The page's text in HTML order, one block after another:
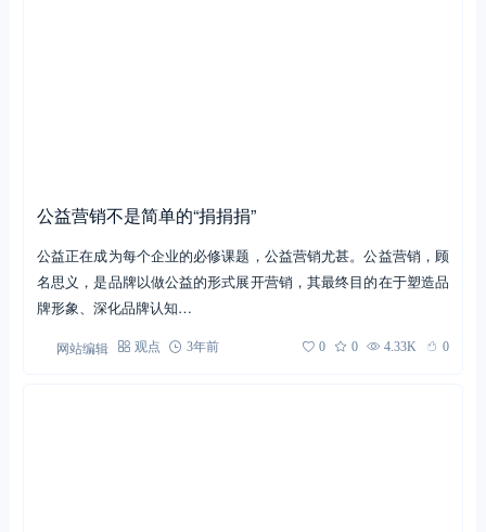
公益营销不是简单的“捐捐捐”
公益正在成为每个企业的必修课题，公益营销尤甚。公益营销，顾
名思义，是品牌以做公益的形式展开营销，其最终目的在于塑造品
牌形象、深化品牌认知…
网站编辑 观点 3年前 0 0 4.33K 0